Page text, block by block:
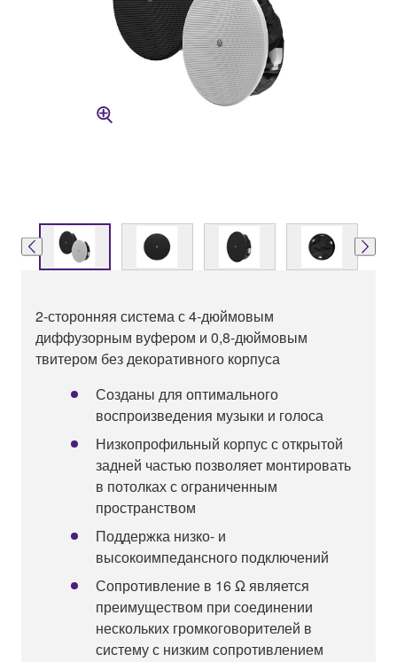
2-сторонняя система с 4-дюймовым
диффузорным вуфером и 0,8-дюймовым
твитером без декоративного корпуса
Созданы для оптимального
воспроизведения музыки и голоса
Низкопрофильный корпус с открытой
задней частью позволяет монтировать
в потолках с ограниченным
пространством
Поддержка низко- и
высокоимпедансного подключений
Сопротивление в 16 Ω является
преимуществом при соединении
нескольких громкоговорителей в
систему с низким сопротивлением